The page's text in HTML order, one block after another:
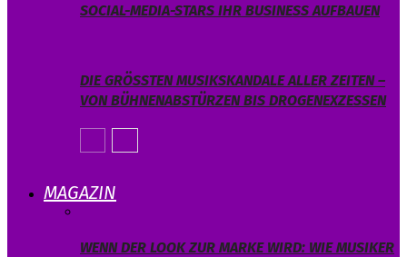
SOCIAL-MEDIA-STARS IHR BUSINESS AUFBAUEN
DIE GRÖSSTEN MUSIKSKANDALE ALLER ZEITEN – V
ON BÜHNENABSTÜRZEN BIS DROGENEXZESSEN
MAGAZIN
WENN DER LOOK ZUR MARKE WIRD: WIE MUSIKER